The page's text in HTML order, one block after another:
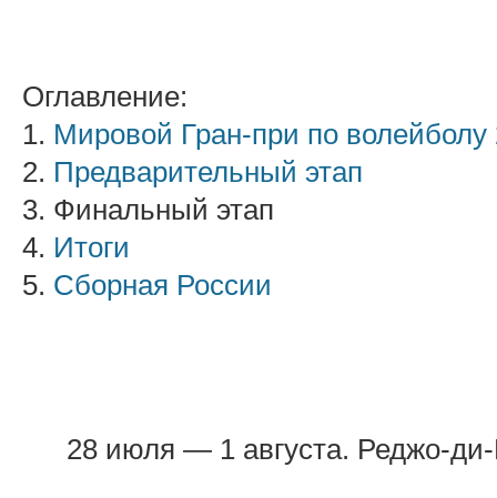
Оглавление:
1. Мировой Гран-при по волейболу
2. Предварительный этап
3. Финальный этап
4. Итоги
5. Сборная России
28 июля — 1 августа. Реджо-